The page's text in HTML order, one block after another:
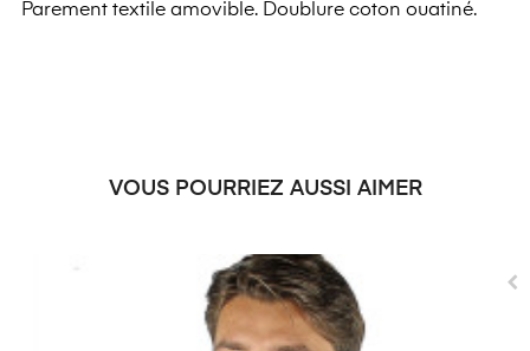
Parement textile amovible. Doublure coton ouatiné.
VOUS POURRIEZ AUSSI AIMER